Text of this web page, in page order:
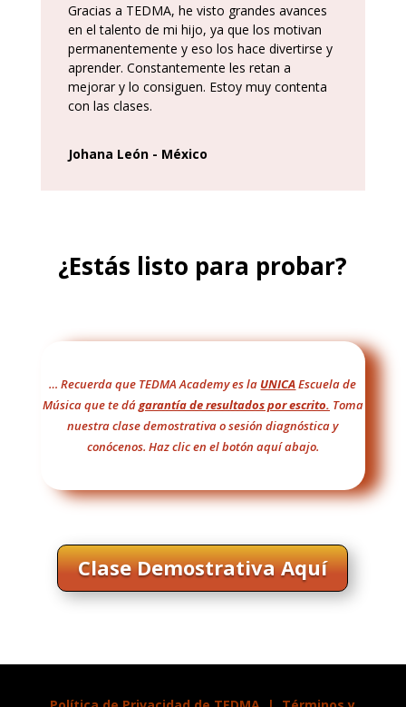
Gracias a TEDMA, he visto grandes avances
en el talento de mi hijo, ya que los motivan
permanentemente y eso los hace divertirse y
aprender. Constantemente les retan a
mejorar y lo consiguen. Estoy muy contenta
con las clases.
Johana León - México
¿Estás listo para probar?
… Recuerda que TEDMA Academy es la UNICAEscuela de
Música que te dágarantía de resultados por escrito. Toma
nuestra clase demostrativa o sesión diagnóstica y
conócenos. Haz clic en el botón aquí abajo.
Clase Demostrativa Aquí